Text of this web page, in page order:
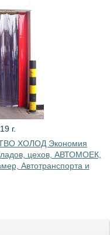
г.
ХОЛОД Экономия
цехов, АВТОМОЕК,
Автотранспорта и